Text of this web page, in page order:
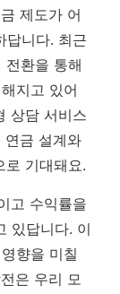
제도가 어
답니다. 최근
전환을 통해
지고 있어
상담 서비스
연금 설계와
로 기대돼요.
고 수익률을
있답니다. 이
향을 미칠
은 우리 모